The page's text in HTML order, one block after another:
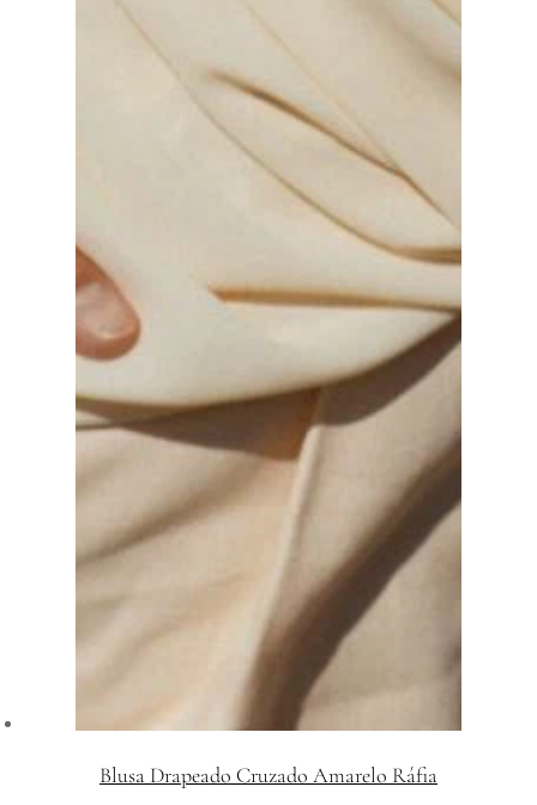
Blusa Drapeado Cruzado Amarelo Ráfia